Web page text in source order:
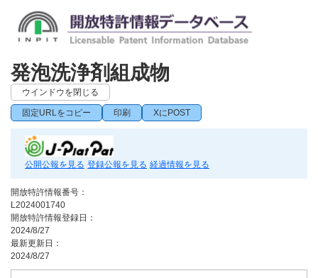
発泡洗浄剤組成物
ウインドウを閉じる
固定URLをコピー 印刷 XにPOST
公開公報を見る 登録公報を見る 経過情報を見る
開放特許情報番号：
L2024001740
開放特許情報登録日：
2024/8/27
最新更新日：
2024/8/27